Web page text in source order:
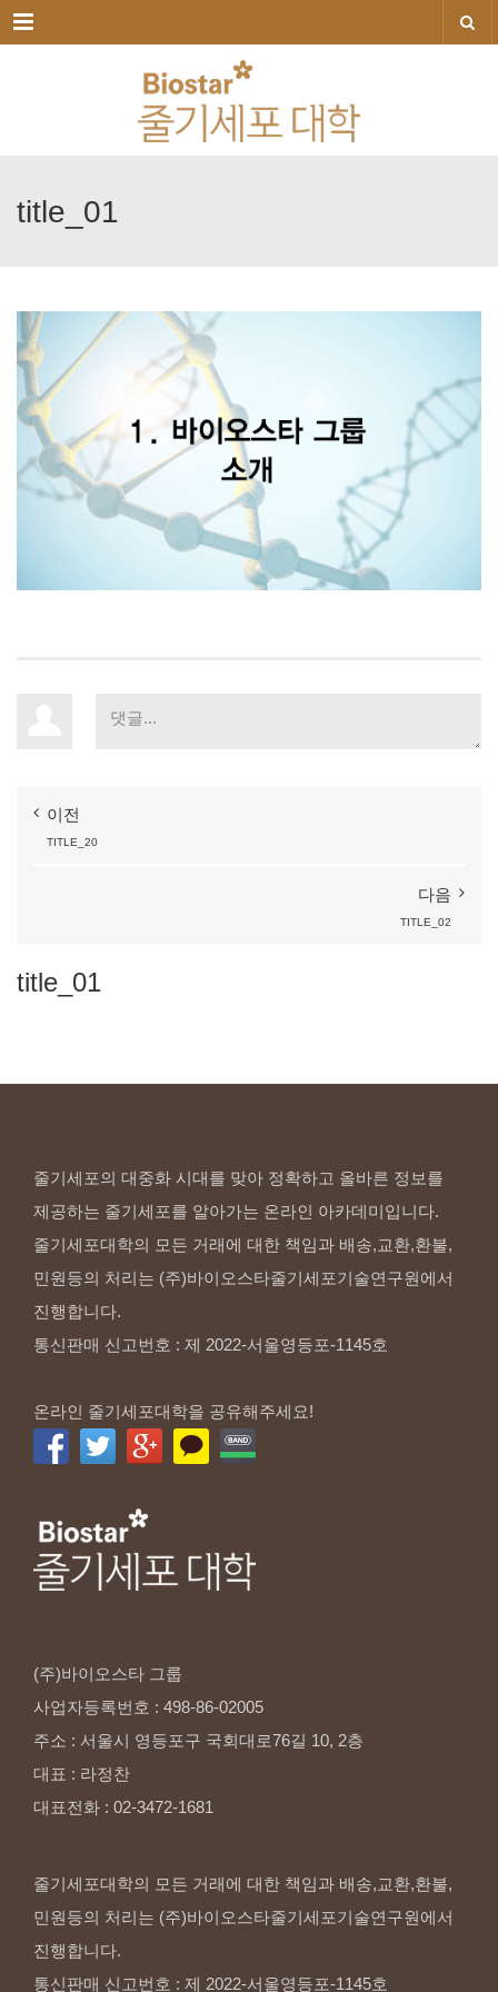
메뉴
title_01
이전
TITLE_20
다음
TITLE_02
title_01
줄기세포의 대중화 시대를 맞아 정확하고 올바른 정보를
제공하는 줄기세포를 알아가는 온라인 아카데미입니다.
줄기세포대학의 모든 거래에 대한 책임과 배송,교환,환불,
민원등의 처리는 (주)바이오스타줄기세포기술연구원에서
진행합니다.
통신판매 신고번호 : 제 2022-서울영등포-1145호
온라인 줄기세포대학을 공유해주세요!
(주)바이오스타 그룹
사업자등록번호 : 498-86-02005
주소 : 서울시 영등포구 국회대로76길 10, 2층
대표 : 라정찬
대표전화 : 02-3472-1681
줄기세포대학의 모든 거래에 대한 책임과 배송,교환,환불,
민원등의 처리는 (주)바이오스타줄기세포기술연구원에서
진행합니다.
통신판매 신고번호 : 제 2022-서울영등포-1145호